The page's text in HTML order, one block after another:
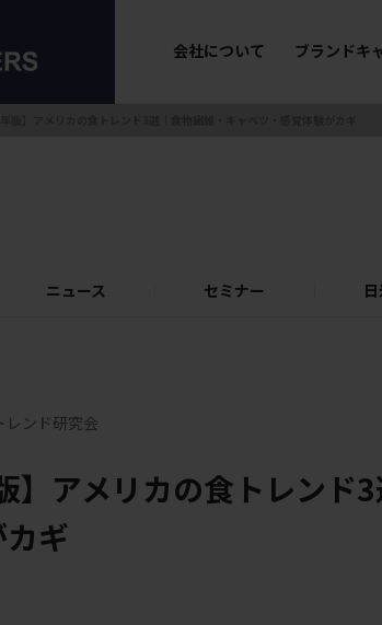
会社について ブランドキ
ニュース セミナー
レンド研究会
】アメリカの食トレンド
ギ